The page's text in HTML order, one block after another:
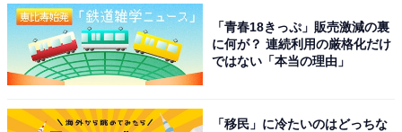
Bose QuietComfort Earbuds LE Bluetooth接続 アクテ
ィブ ノイズキャンセリング 完全 ワイヤレス イヤホン 最
長8.5時間連続再生 急速充電 ペタルピンク
Amazonで見る
「青春18きっぷ」販売激減の裏
に何が？ 連続利用の厳格化だけ
ではない「本当の理由」
「移民」に冷たいのはどっちな